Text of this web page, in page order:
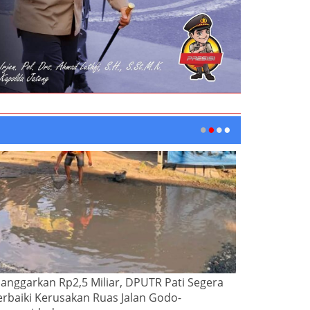
Rp2,5 Miliar, DPUTR Pati Segera
Kerusakan Ruas Jalan Godo-